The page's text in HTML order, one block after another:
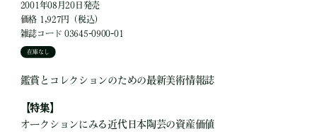
2001年08月20日発売
価格 1,927円（税込）
雑誌コード 03645-0900-01
在庫なし
鑑賞とコレクションのための最新美術情報誌
【特集】
オークションにみる近代日本陶芸の資産価値